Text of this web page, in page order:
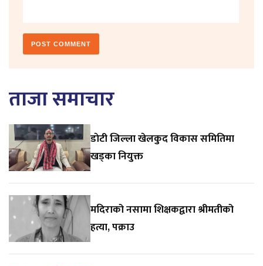
ताजा समाचार
डाेटी जिल्ला खेलकुद विकास समितिमा
खड्का नियुक्त
मदिराको नसामा शिक्षकद्वारा श्रीमतीको
हत्या, पक्राउ